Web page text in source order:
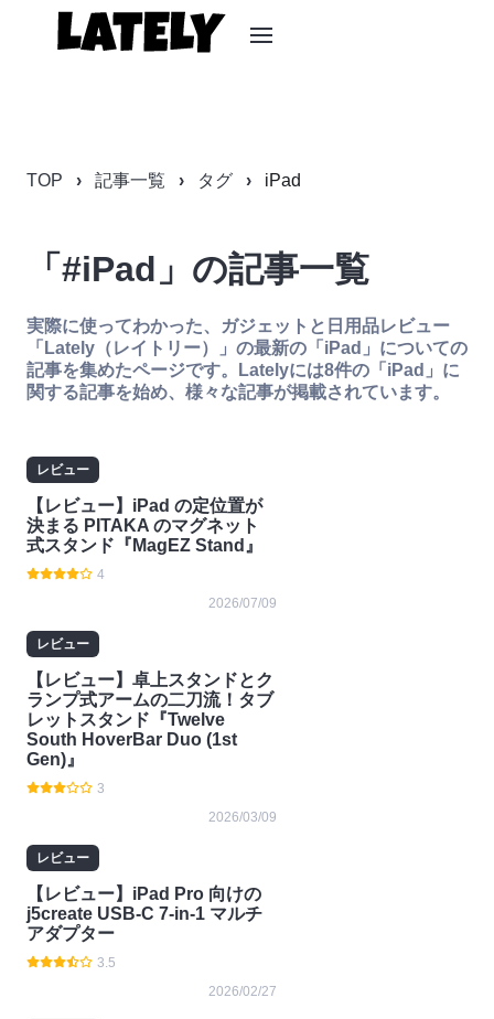
TOP 記事一覧 タグ iPad
「#iPad」の記事一覧
実際に使ってわかった、ガジェットと日用品レビュー
「Lately（レイトリー）」の最新の「iPad」についての
記事を集めたページです。Latelyには8件の「iPad」に
関する記事を始め、様々な記事が掲載されています。
レビュー
【レビュー】iPad の定位置が
決まる PITAKA のマグネット
式スタンド『MagEZ Stand』
4
2026/07/09
レビュー
【レビュー】卓上スタンドとク
ランプ式アームの二刀流！タブ
レットスタンド『Twelve
South HoverBar Duo (1st
Gen)』
3
2026/03/09
レビュー
【レビュー】iPad Pro 向けの
j5create USB-C 7-in-1 マルチ
アダプター
3.5
2026/02/27